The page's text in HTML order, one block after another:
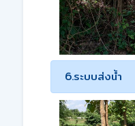
6.ระบบส่งน้ำ